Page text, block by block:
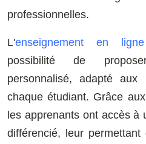
professionnelles.
L'enseignement en ligne
possibilité de
personnalisé, adapté aux
chaque étudiant. Grâce
les apprenants ont accès à
différencié, leur